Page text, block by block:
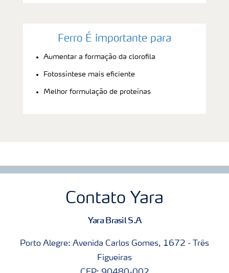
Ferro É importante para
Aumentar a formação da clorofila
Fotossíntese mais eficiente
Melhor formulação de proteínas
Contato Yara
Yara Brasil S.A
Porto Alegre: Avenida Carlos Gomes, 1672 - Três
Figueiras